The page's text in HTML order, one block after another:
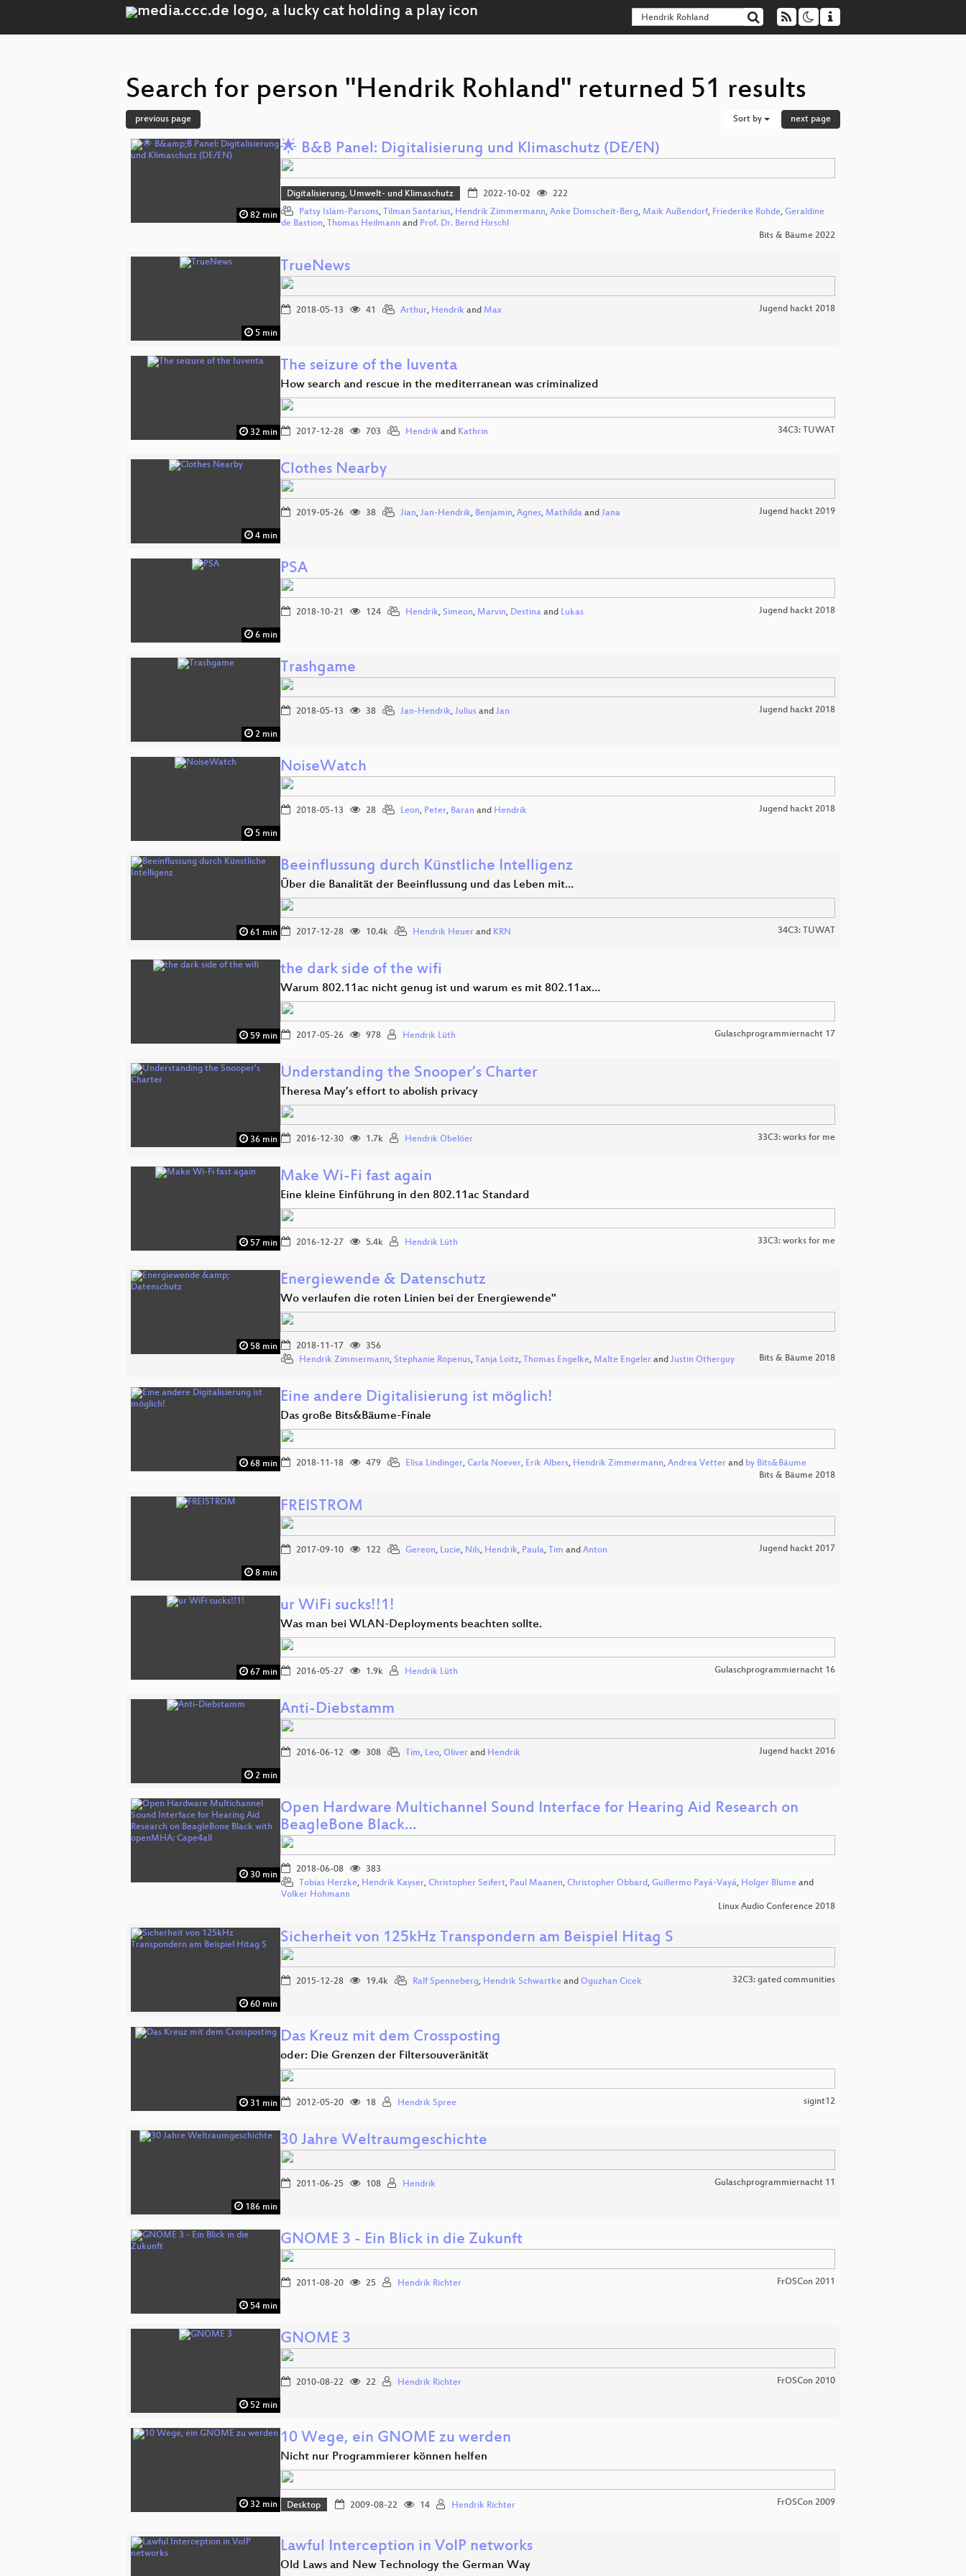
Search for person "Hendrik Rohland" returned 51 results
previous page Sort by next page
82 min
🌟 B&B Panel: Digitalisierung und Klimaschutz (DE/EN)
Digitalisierung, Umwelt- und Klimaschutz 2022-10-02
222
Patsy Islam-Parsons, Tilman Santarius, Hendrik Zimmermann, Anke Domscheit-Berg, Maik Außendorf, Friederike Rohde, Geraldine
de Bastion, Thomas Heilmann and Prof. Dr. Bernd Hirschl
Bits & Bäume 2022
5 min
TrueNews
2018-05-13 41 Arthur, Hendrik and Max Jugend hackt 2018
32 min
The seizure of the Iuventa
How search and rescue in the mediterranean was criminalized
2017-12-28 703 Hendrik and Kathrin 34C3: TUWAT
4 min
Clothes Nearby
2019-05-26 38 Jian, Jan-Hendrik, Benjamin, Agnes, Mathilda and Jana Jugend hackt 2019
6 min
PSA
2018-10-21 124 Hendrik, Simeon, Marvin, Destina and Lukas Jugend hackt 2018
2 min
Trashgame
2018-05-13 38 Jan-Hendrik, Julius and Jan Jugend hackt 2018
5 min
NoiseWatch
2018-05-13 28 Leon, Peter, Baran and Hendrik Jugend hackt 2018
61 min
Beeinflussung durch Künstliche Intelligenz
Über die Banalität der Beeinflussung und das Leben mit…
2017-12-28 10.4k Hendrik Heuer and KRN 34C3: TUWAT
59 min
the dark side of the wifi
Warum 802.11ac nicht genug ist und warum es mit 802.11ax…
2017-05-26 978 Hendrik Lüth Gulaschprogrammiernacht 17
36 min
Understanding the Snooper’s Charter
Theresa May’s effort to abolish privacy
2016-12-30 1.7k Hendrik Obelöer 33C3: works for me
57 min
Make Wi-Fi fast again
Eine kleine Einführung in den 802.11ac Standard
2016-12-27 5.4k Hendrik Lüth 33C3: works for me
58 min
Energiewende & Datenschutz
Wo verlaufen die roten Linien bei der Energiewende"
2018-11-17
356
Hendrik Zimmermann, Stephanie Ropenus, Tanja Loitz, Thomas Engelke, Malte Engeler and Justin Otherguy Bits & Bäume 2018
68 min
Eine andere Digitalisierung ist möglich!
Das große Bits&Bäume-Finale
2018-11-18 479 Elisa Lindinger, Carla Noever, Erik Albers, Hendrik Zimmermann, Andrea Vetter and by Bits&Bäume
Bits & Bäume 2018
8 min
FREISTROM
2017-09-10 122 Gereon, Lucie, Nils, Hendrik, Paula, Tim and Anton Jugend hackt 2017
67 min
ur WiFi sucks!!1!
Was man bei WLAN-Deployments beachten sollte.
2016-05-27 1.9k Hendrik Lüth Gulaschprogrammiernacht 16
2 min
Anti-Diebstamm
2016-06-12 308 Tim, Leo, Oliver and Hendrik Jugend hackt 2016
30 min
Open Hardware Multichannel Sound Interface for Hearing Aid Research on
BeagleBone Black…
2018-06-08
383
Tobias Herzke, Hendrik Kayser, Christopher Seifert, Paul Maanen, Christopher Obbard, Guillermo Payá-Vayá, Holger Blume and
Volker Hohmann
Linux Audio Conference 2018
60 min
Sicherheit von 125kHz Transpondern am Beispiel Hitag S
2015-12-28 19.4k Ralf Spenneberg, Hendrik Schwartke and Oguzhan Cicek 32C3: gated communities
31 min
Das Kreuz mit dem Crossposting
oder: Die Grenzen der Filtersouveränität
2012-05-20 18 Hendrik Spree sigint12
186 min
30 Jahre Weltraumgeschichte
2011-06-25 108 Hendrik Gulaschprogrammiernacht 11
54 min
GNOME 3 - Ein Blick in die Zukunft
2011-08-20 25 Hendrik Richter FrOSCon 2011
52 min
GNOME 3
2010-08-22 22 Hendrik Richter FrOSCon 2010
32 min
10 Wege, ein GNOME zu werden
Nicht nur Programmierer können helfen
Desktop 2009-08-22 14 Hendrik Richter FrOSCon 2009
Lawful Interception in VoIP networks
Old Laws and New Technology the German Way